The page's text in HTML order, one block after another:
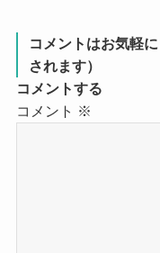
コメントはお気軽
されます）
コメントする
コメント ※